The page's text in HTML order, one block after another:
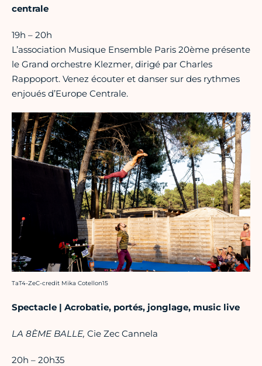
centrale
19h – 20h
L’association Musique Ensemble Paris 20ème présente
le Grand orchestre Klezmer, dirigé par Charles
Rappoport. Venez écouter et danser sur des rythmes
enjoués d’Europe Centrale.
Crédit photo :
TaT4-ZeC-credit Mika Cotellon15
Spectacle | Acrobatie, portés, jonglage, music live
LA 8ÈME BALLE, Cie Zec Cannela
20h – 20h35